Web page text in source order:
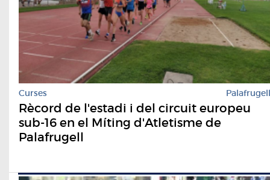
Curses Palafrugell
Rècord de l'estadi i del circuit europeu
sub-16 en el Míting d'Atletisme de
Palafrugell